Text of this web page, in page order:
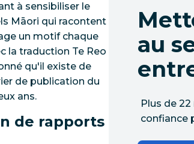
à sensibiliser le
Māori qui racontent
un motif chaque
la traduction Te Reo
qu'il existe de
de publication du
ans.
de rapports
au
Plus de
confiance